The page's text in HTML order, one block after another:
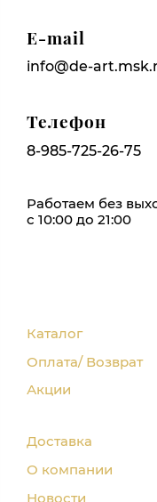
E-mail
info@de-
Телефон
8-985-725-26-75
Работаем без
с 10:00 до 21:00
Каталог
Оплата/ Возврат
Акции
Доставка
О компании
Новости